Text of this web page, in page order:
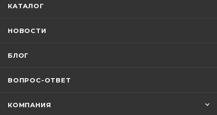
КАТАЛОГ
НОВОСТИ
БЛОГ
ВОПРОС-ОТВЕТ
КОМПАНИЯ